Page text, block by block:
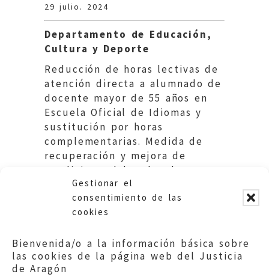
Gestionar el
consentimiento de las
cookies
Bienvenida/o a la información básica sobre
las cookies de la página web del Justicia
de Aragón
29 julio. 2024
Departamento de Educación,
Cultura y Deporte
Reducción de horas lectivas de
atención directa a alumnado de
docente mayor de 55 años en
Escuela Oficial de Idiomas y
sustitución por horas
complementarias. Medida de
recuperación y mejora de
condiciones laborales de
docentes.